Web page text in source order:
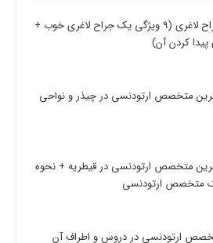
بهترین جراح لاغری (9 ویژگی یک جراح لاغری خوب +
کردن آن)
متخصص ارتودنسی در چیذر و نواحی
متخصص ارتودنسی در قیطریه + نحوه
متخصص ارتودنسی
ارتودنسی در دروس و اطراف آن